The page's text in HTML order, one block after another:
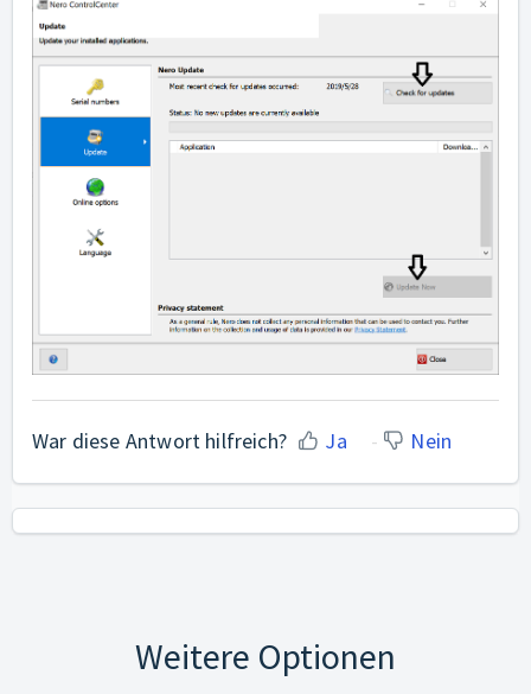
War diese Antwort hilfreich? Ja Nein
Weitere Optionen